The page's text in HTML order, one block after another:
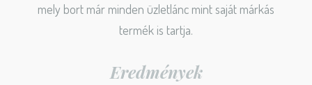
mely bort már minden üzletlánc mint saját márkás
termék is tartja.
Eredmények